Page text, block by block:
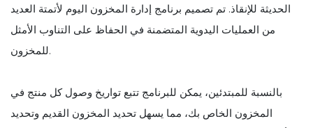
الحديثة للإنقاذ. تم تصميم برنامج إدارة المخزون اليوم لأتمتة العديد
من العمليات اليدوية المتضمنة في الحفاظ على التناوب الأمثل
للمخزون.
بالنسبة للمبتدئين، يمكن للبرنامج تتبع تواريخ وصول كل منتج في
المخزون الخاص بك، مما يسهل تحديد المخزون القديم وتحديد